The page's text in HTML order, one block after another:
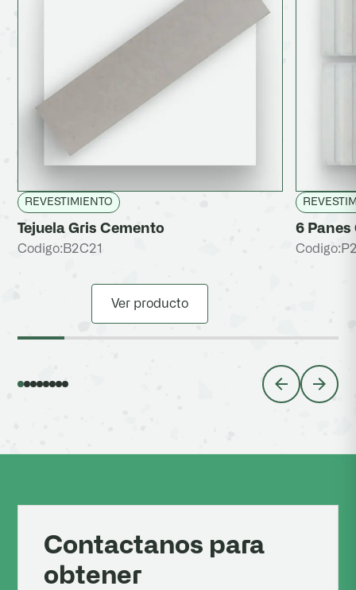
REVESTIMIENTO
Tejuela Gris Cemento
Codigo: B2C21
Ver producto
6 Panes
Codigo:
Contactanos para
obtener